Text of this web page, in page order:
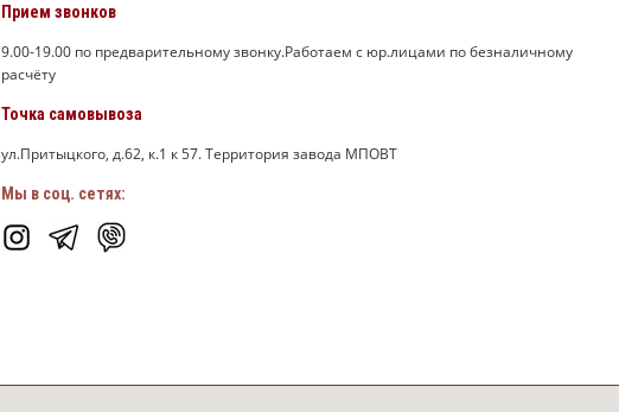
Прием звонков
9.00-19.00 по предварительному звонку.Работаем с юр.лицами по безналичному
расчёту
Точка самовывоза
ул.Притыцкого, д.62, к.1 к 57. Территория завода МПОВТ
Мы в соц. сетях: